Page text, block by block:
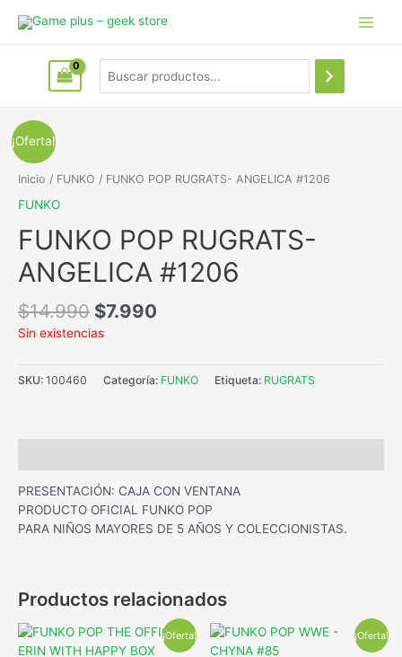
¡Oferta!
Inicio / FUNKO / FUNKO POP RUGRATS- ANGELICA #1206
FUNKO
FUNKO POP RUGRATS-
ANGELICA #1206
$14.990 $7.990
Sin existencias
SKU: 100460 Categoría: FUNKO Etiqueta: RUGRATS
PRESENTACIÓN: CAJA CON VENTANA
PRODUCTO OFICIAL FUNKO POP
PARA NIÑOS MAYORES DE 5 AÑOS Y COLECCIONISTAS.
Productos relacionados
¡Oferta! ¡Oferta!